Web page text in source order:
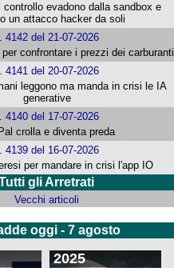
controllo evadono dalla sandbox e
un attacco hacker da soli
4142 del 21-07-2026
confrontare i prezzi dei carburanti
4141 del 20-07-2026
leggono ma manda in crisi le IA
generative
4140 del 17-07-2026
crolla e diventa preda
4139 del 16-07-2026
per mandare in crisi l'app IO
gli Arretrati
Vecchi articoli
oggi - 7 agosto
2025